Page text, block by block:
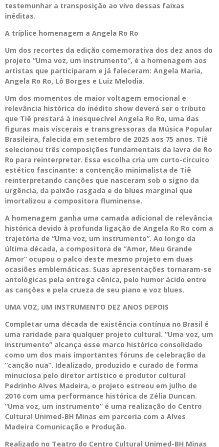
testemunhar a transposição ao vivo dessas faixas
inéditas.
A tríplice homenagem a Angela Ro Ro
Um dos recortes da edição comemorativa dos dez anos do
projeto “Uma voz, um instrumento”, é a homenagem aos
artistas que participaram e já faleceram: Angela Maria,
Angela Ro Ro, Lô Borges e Luiz Melodia.
Um dos momentos de maior voltagem emocional e
relevância histórica do inédito show deverá ser o tributo
que Tiê prestará à inesquecível Angela Ro Ro, uma das
figuras mais viscerais e transgressoras da Música Popular
Brasileira, falecida em setembro de 2025 aos 75 anos. Tiê
selecionou três composições fundamentais da lavra de Ro
Ro para reinterpretar. Essa escolha cria um curto-circuito
estético fascinante: a contenção minimalista de Tiê
reinterpretando canções que nasceram sob o signo da
urgência, da paixão rasgada e do blues marginal que
imortalizou a compositora fluminense.
A homenagem ganha uma camada adicional de relevância
histórica devido à profunda ligação de Angela Ro Ro com a
trajetória de “Uma voz, um instrumento”. Ao longo da
última década, a compositora de “Amor, Meu Grande
Amor” ocupou o palco deste mesmo projeto em duas
ocasiões emblemáticas. Suas apresentações tornaram-se
antológicas pela entrega cênica, pelo humor ácido entre
as canções e pela crueza de seu piano e voz blues.
UMA VOZ, UM INSTRUMENTO DEZ ANOS DEPOIS
Completar uma década de existência contínua no Brasil é
uma raridade para qualquer projeto cultural. “Uma voz, um
instrumento” alcança esse marco histórico consolidado
como um dos mais importantes fóruns de celebração da
“canção nua”. Idealizado, produzido e curado de forma
minuciosa pelo diretor artístico e produtor cultural
Pedrinho Alves Madeira, o projeto estreou em julho de
2016 com uma performance histórica de Zélia Duncan.
“Uma voz, um instrumento” é uma realização do Centro
Cultural Unimed-BH Minas em parceria com a Alves
Madeira Comunicação e Produção.
Realizado no Teatro do Centro Cultural Unimed-BH Minas